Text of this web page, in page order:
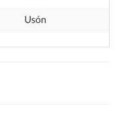
Usón